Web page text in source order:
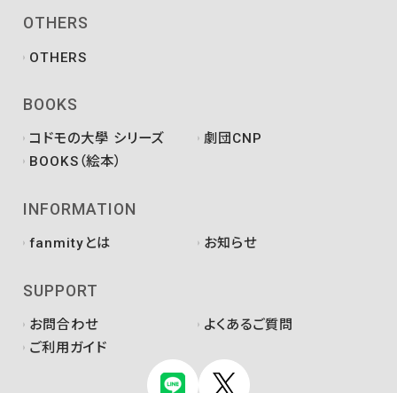
OTHERS
OTHERS
BOOKS
コドモの大學 シリーズ
劇団CNP
BOOKS（絵本）
INFORMATION
fanmityとは お知らせ
SUPPORT
お問合わせ
よくあるご質問
ご利用ガイド